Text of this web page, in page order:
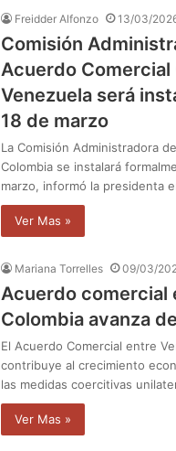
Freidder Alfonzo 13/03/
Comisión
Acuerdo Comercial
Venezuela será
18 de marzo
La Comisión Administradora
Colombia se instalará
marzo, informó la presidenta
Ver Mas »
Mariana Torrelles 09/03/
Acuerdo comercial
Colombia avanza
El Acuerdo Comercial entre
contribuye al crecimiento
las medidas coercitivas
Ver Mas »